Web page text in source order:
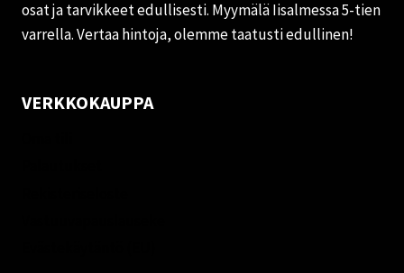
osat ja tarvikkeet edullisesti. Myymälä Iisalmessa 5-tien
varrella. Vertaa hintoja, olemme taatusti edullinen!
VERKKOKAUPPA